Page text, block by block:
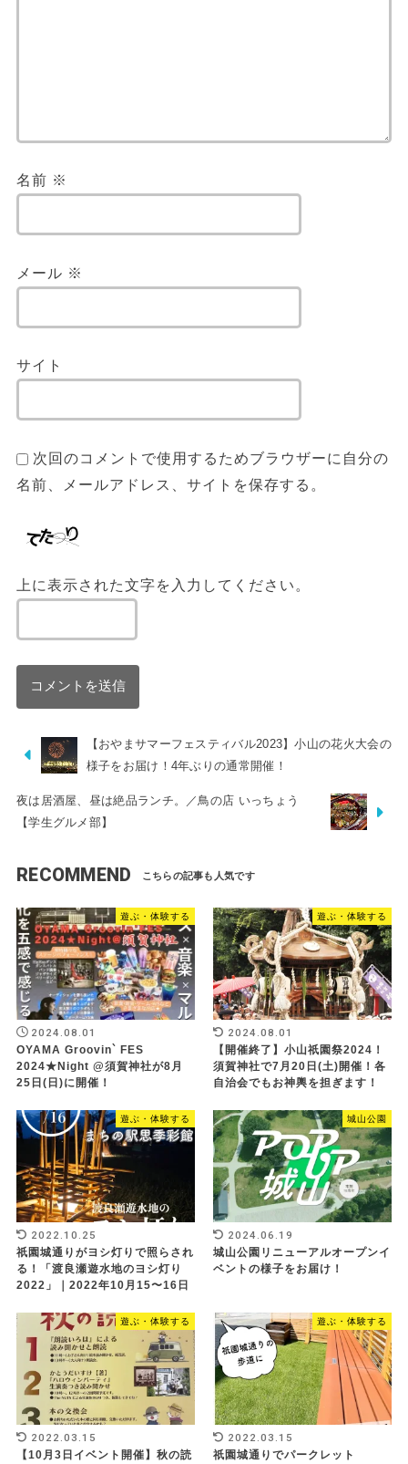
名前 ※
メール ※
サイト
次回のコメントで使用するためブラウザーに自分の
名前、メールアドレス、サイトを保存する。
上に表示された文字を入力してください。
【おやまサマーフェスティバル2023】小山の花火大会の
様子をお届け！4年ぶりの通常開催！
夜は居酒屋、昼は絶品ランチ。／鳥の店 いっちょう
【学生グルメ部】
RECOMMEND
遊ぶ・体験する
2024.08.01
OYAMA Groovin` FES
2024★Night @須賀神社が8月
25日(日)に開催！
遊ぶ・体験する
2024.08.01
【開催終了】小山祇園祭2024！
須賀神社で7月20日(土)開催！各
自治会でもお神輿を担ぎます！
遊ぶ・体験する
2022.10.25
祇園城通りがヨシ灯りで照らされ
る！「渡良瀬遊水地のヨシ灯り
2022」｜2022年10月15〜16日
城山公園
2024.06.19
城山公園リニューアルオープンイ
ベントの様子をお届け！
遊ぶ・体験する
2022.03.15
【10月3日イベント開催】秋の読
遊ぶ・体験する
2022.03.15
祇園城通りでパークレット